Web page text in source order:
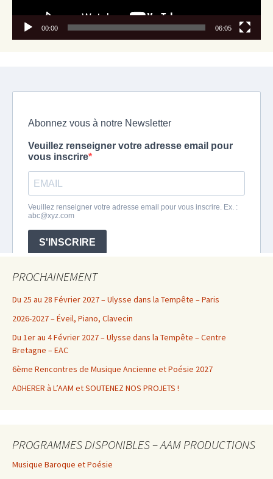
00:00 06:05
PROCHAINEMENT
Du 25 au 28 Février 2027 – Ulysse dans la Tempête – Paris
2026-2027 – Éveil, Piano, Clavecin
Du 1er au 4 Février 2027 – Ulysse dans la Tempête – Centre
Bretagne – EAC
6ème Rencontres de Musique Ancienne et Poésie 2027
ADHERER à L’AAM et SOUTENEZ NOS PROJETS !
PROGRAMMES DISPONIBLES – AAM PRODUCTIONS
Musique Baroque et Poésie